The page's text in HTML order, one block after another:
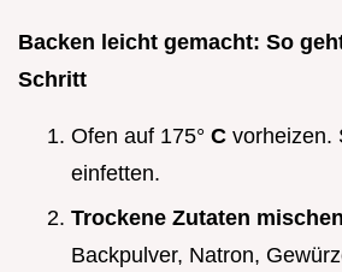
Backen leicht gemacht: So
Schritt
Ofen auf 175° C vorheizen.
einfetten.
Trockene Zutaten
Backpulver, Natron,